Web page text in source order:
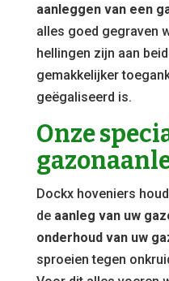
aanleggen van een
alles goed gegraven
hellingen zijn aan
gemakkelijker
geëgaliseerd is.
Onze
Dockx hoveniers
de aanleg van uw
onderhoud van uw
sproeien tegen